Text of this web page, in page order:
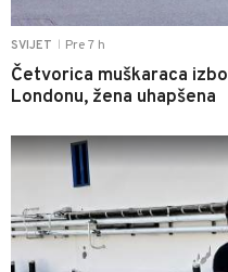
SVIJET Pre 7 h
Četvorica muškaraca
Londonu, žena uhapšena